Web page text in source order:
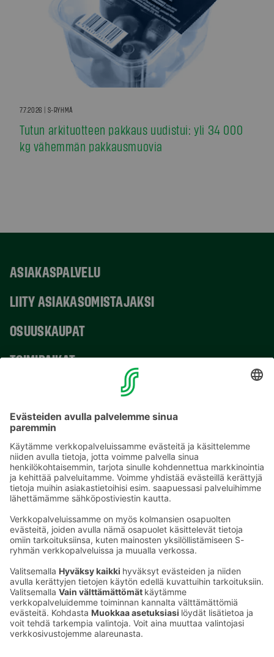
7.7.2026 | S-RYHMÄ
Tutun arkituotteen pakkaus uudistui: yli 34 000
kg vähemmän pakkausmuovia
ASIAKASPALVELU
LIITY ASIAKASOMISTAJAKSI
OSUUSKAUPAT
TOIMIPAIKAT
Sähköpostiosoitteet S-ryhmässä ovat muotoa
etunimi.sukunimi@sok.fi
Seuraa meitä: